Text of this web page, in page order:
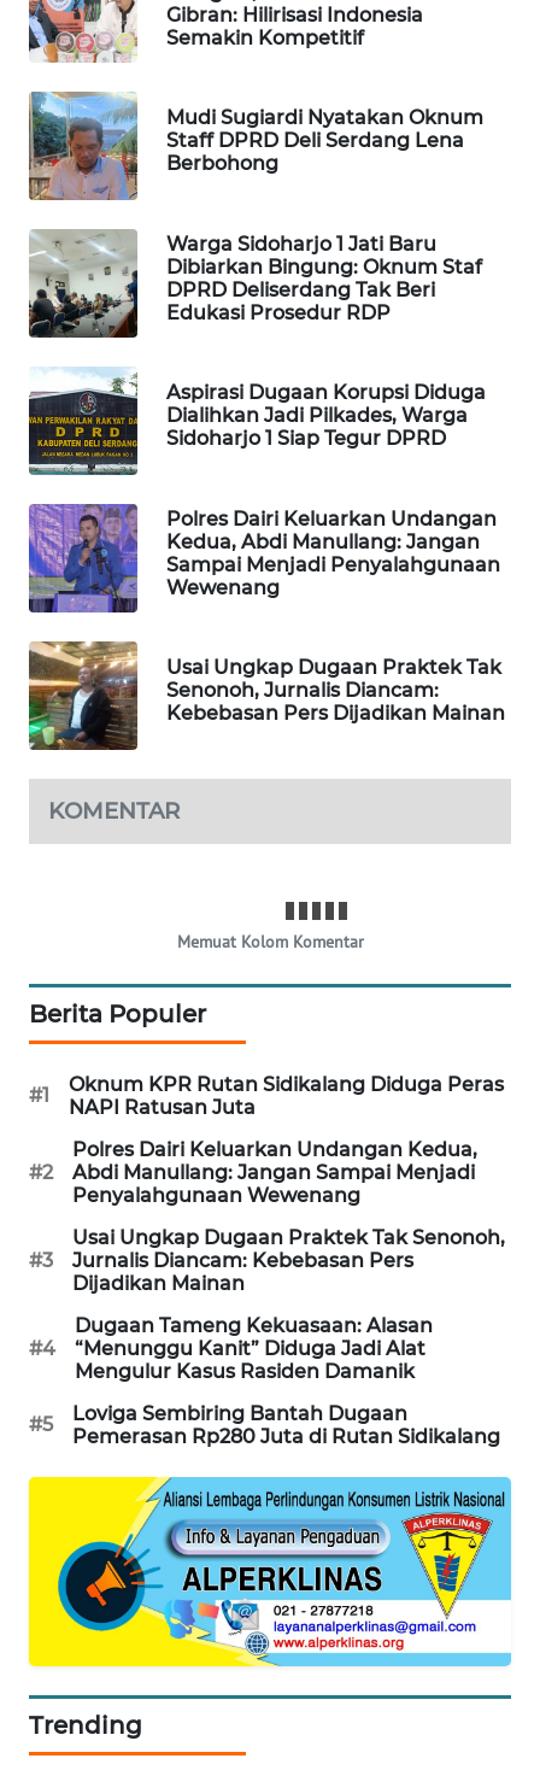
Gibran: Hilirisasi Indonesia
Semakin Kompetitif
Mudi Sugiardi Nyatakan Oknum
Staff DPRD Deli Serdang Lena
Berbohong
Warga Sidoharjo 1 Jati Baru
Dibiarkan Bingung: Oknum Staf
DPRD Deliserdang Tak Beri
Edukasi Prosedur RDP
Aspirasi Dugaan Korupsi Diduga
Dialihkan Jadi Pilkades, Warga
Sidoharjo 1 Siap Tegur DPRD
Polres Dairi Keluarkan Undangan
Kedua, Abdi Manullang: Jangan
Sampai Menjadi Penyalahgunaan
Wewenang
Usai Ungkap Dugaan Praktek Tak
Senonoh, Jurnalis Diancam:
Kebebasan Pers Dijadikan Mainan
KOMENTAR
Memuat Kolom Komentar
Berita Populer
#1
Oknum KPR Rutan Sidikalang Diduga Peras
NAPI Ratusan Juta
#2
Polres Dairi Keluarkan Undangan Kedua,
Abdi Manullang: Jangan Sampai Menjadi
Penyalahgunaan Wewenang
#3
Usai Ungkap Dugaan Praktek Tak Senonoh,
Jurnalis Diancam: Kebebasan Pers
Dijadikan Mainan
#4
Dugaan Tameng Kekuasaan: Alasan
“Menunggu Kanit” Diduga Jadi Alat
Mengulur Kasus Rasiden Damanik
#5
Loviga Sembiring Bantah Dugaan
Pemerasan Rp280 Juta di Rutan Sidikalang
Trending
LKKI
KOPEKLIN
PORTAL
FORWAMKI
ALPERKLINAS
FORJASIDA
TAMBANG
SITUNGIR
NEWS
SIDIKALANG
NEWS
SIBARAGAS
NEWS
METRO
SIANTAR
NEWS
METRO
JAKARTA
NEWS
KRT
NEWS
KARING
NEWS
JURNAL
MARITIM
HUMBANG
GARONGGANG
NEWS
FISUELRI
ID
ENERGI
NEWS